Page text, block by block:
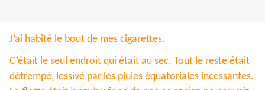
J’ai habité le bout de mes cigarettes.
C’était le seul endroit qui était au sec. Tout le reste était
détrempé, lessivé par les pluies équatoriales incessantes.